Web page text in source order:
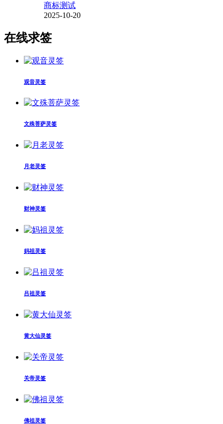
商标测试
2025-10-20
在线求签
观音灵签
文殊菩萨灵签
月老灵签
财神灵签
妈祖灵签
吕祖灵签
黄大仙灵签
关帝灵签
佛祖灵签